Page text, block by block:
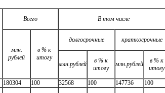
Всего В том числе
млн.
рублей
в % к
итогу
долгосрочные краткосрочные
млн.рублей
в % к
итогу
млн.рублей
в % к
итогу
180304 100 32568 100 147736
100